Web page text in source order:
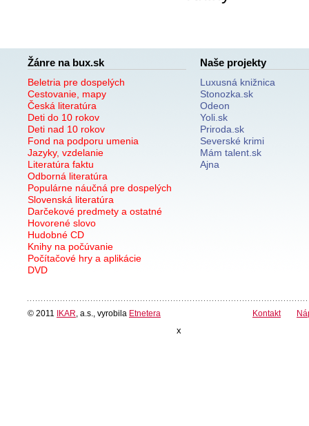
Žánre na bux.sk
Beletria pre dospelých
Cestovanie, mapy
Česká literatúra
Deti do 10 rokov
Deti nad 10 rokov
Fond na podporu umenia
Jazyky, vzdelanie
Literatúra faktu
Odborná literatúra
Populárne náučná pre dospelých
Slovenská literatúra
Darčekové predmety a ostatné
Hovorené slovo
Hudobné CD
Knihy na počúvanie
Počítačové hry a aplikácie
DVD
Naše projekty
Luxusná knižnica
Stonozka.sk
Odeon
Yoli.sk
Priroda.sk
Severské krimi
Mám talent.sk
Ajna
© 2011 IKAR , a.s., vyrobila Etnetera Kontakt
x